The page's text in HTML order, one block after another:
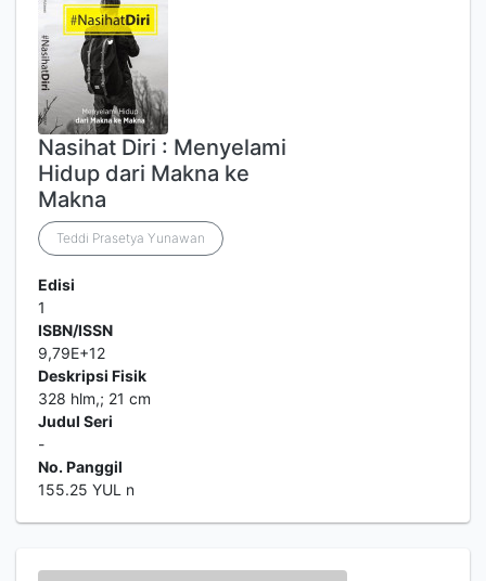
Nasihat Diri : Menyelami
Hidup dari Makna ke
Makna
Teddi Prasetya Yunawan
Edisi
1
ISBN/ISSN
9,79E+12
Deskripsi Fisik
328 hlm,; 21 cm
Judul Seri
-
No. Panggil
155.25 YUL n